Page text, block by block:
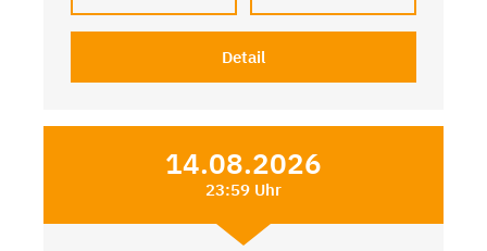
Detail
14.08.2026
23:59 Uhr